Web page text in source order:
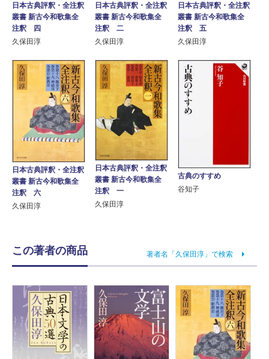
日本古典評釈・全注釈
叢書 新古今和歌集全
注釈 四
久保田淳
日本古典評釈・全注釈
叢書 新古今和歌集全
注釈 二
久保田淳
日本古典評釈・全注釈
叢書 新古今和歌集全
注釈 五
久保田淳
日本古典評釈・全注釈
叢書 新古今和歌集全
注釈 六
久保田淳
日本古典評釈・全注釈
叢書 新古今和歌集全
注釈 一
久保田淳
古典のすすめ
谷知子
この著者の商品 著者名「久保田淳」で検索